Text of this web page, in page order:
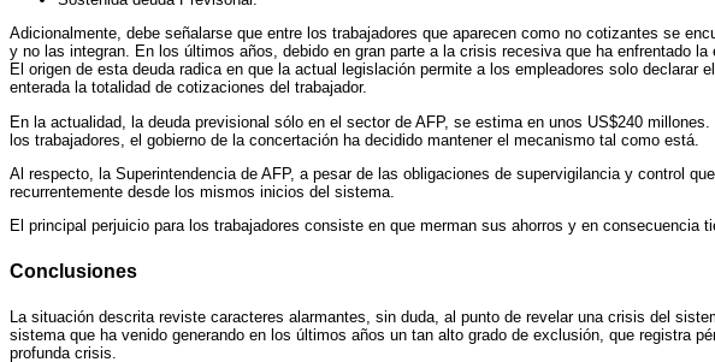
Adicionalmente, debe señalarse que entre los trabajadores que aparecen como no cotizantes se
y no las integran. En los últimos años, debido en gran parte a la crisis recesiva que ha enfrentado
El origen de esta deuda radica en que la actual legislación permite a los empleadores solo
enterada la totalidad de cotizaciones del trabajador.
En la actualidad, la deuda previsional sólo en el sector de AFP, se estima en unos US$240
los trabajadores, el gobierno de la concertación ha decidido mantener el mecanismo tal como está.
Al respecto, la Superintendencia de AFP, a pesar de las obligaciones de supervigilancia y control
recurrentemente desde los mismos inicios del sistema.
El principal perjuicio para los trabajadores consiste en que merman sus ahorros y en consecuencia
Conclusiones
La situación descrita reviste caracteres alarmantes, sin duda, al punto de revelar una crisis del
sistema que ha venido generando en los últimos años un tan alto grado de exclusión, que registra
profunda crisis.